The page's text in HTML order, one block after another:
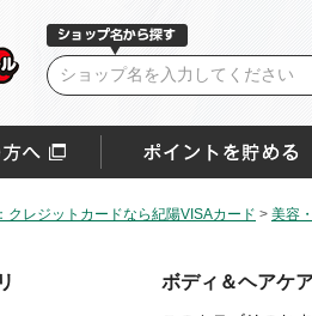
クレジットカードなら紀陽VISAカード > 美容
ボディ＆ヘアケ